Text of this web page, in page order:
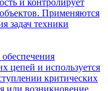
и контролирует
Применяются
задач техники
цепей и используется
критических